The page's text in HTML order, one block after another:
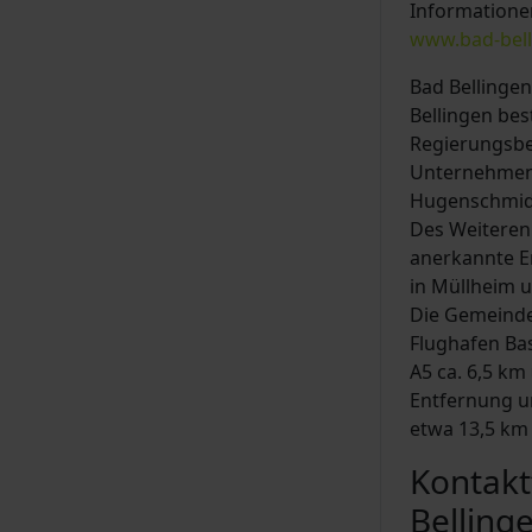
www.bad-
Bad
Bellingen
Des
anerkannte
in Müllheim
Die
Flughafen
A5 ca. 6,5
Entfernung
etwa 13,5